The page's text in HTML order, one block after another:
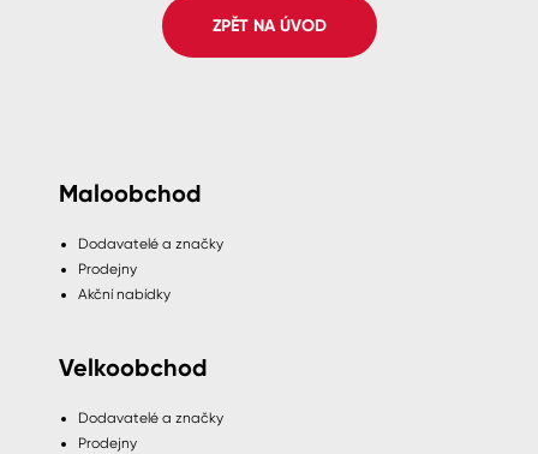
Spreje ZPĚT NA ÚVOD
Maloobchod
Dodavatelé a značky
Prodejny
Akční nabídky
Velkoobchod
Dodavatelé a značky
Prodejny